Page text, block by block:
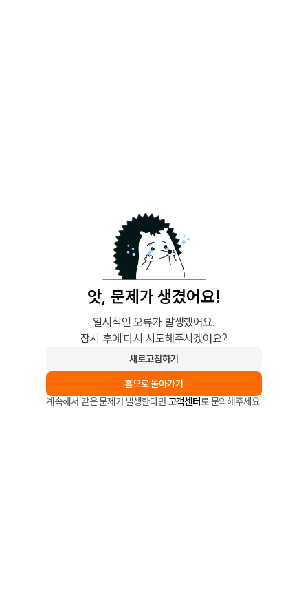
앗, 문제가 생겼어요!
일시적인 오류가 발생했어요.
잠시 후에 다시 시도해주시겠어요?
새로고침하기
홈으로 돌아가기
계속해서 같은 문제가 발생한다면 고객센터로 문의해주세요.